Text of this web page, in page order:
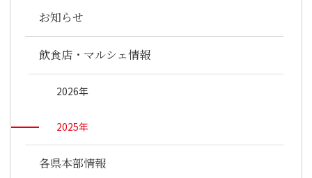
お知らせ
飲食店・マルシェ情報
2026年
2025年
各県本部情報